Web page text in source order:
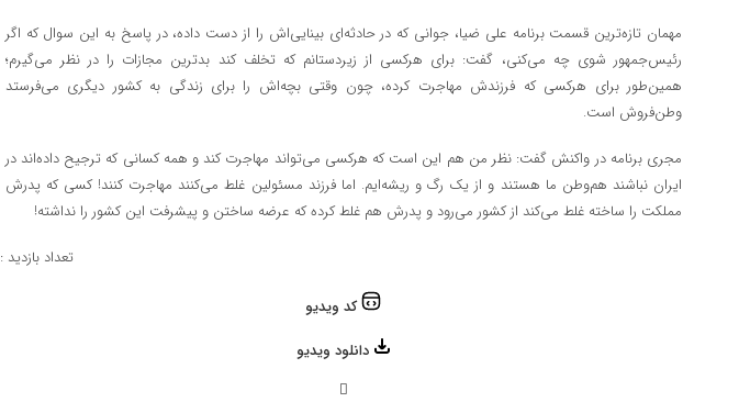
مهمان تازه‌ترین قسمت برنامه علی ضیا، جوانی که در حادثه‌ای بینایی‌اش را از دست داده، در پاسخ به این سوال که اگر
رئیس‌جمهور شوی چه می‌کنی، گفت: برای هرکسی از زیردستانم که تخلف کند بدترین مجازات را در نظر می‌گیرم؛
همین‌طور برای هرکسی که فرزندش مهاجرت کرده، چون وقتی بچه‌اش را برای زندگی به کشور دیگری می‌فرستد
وطن‌فروش است.
مجری برنامه در واکنش گفت: نظر من هم این است که هرکسی می‌تواند مهاجرت کند و همه کسانی که ترجیح داده‌اند در
ایران نباشند هم‌وطن ما هستند و از یک رگ و ریشه‌ایم. اما فرزند مسئولین غلط می‌کنند مهاجرت کنند! کسی که پدرش
مملکت را ساخته غلط می‌کند از کشور می‌رود و پدرش هم غلط کرده که عرضه ساختن و پیشرفت این کشور را نداشته!
تعداد بازدید : ۰
کد ویدیو
دانلود ویدیو